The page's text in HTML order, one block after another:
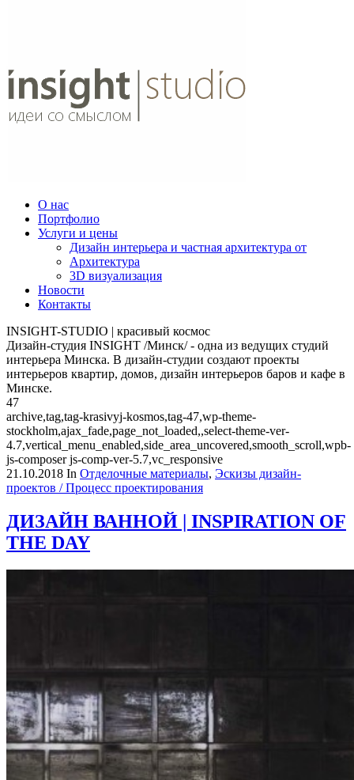
О нас
Портфолио
Услуги и цены
Дизайн интерьера и частная архитектура от
Архитектура
3D визуализация
Новости
Контакты
INSIGHT-STUDIO | красивый космос
Дизайн-студия INSIGHT /Минск/ - одна из ведущих студий
интерьера Минска. В дизайн-студии создают проекты
интерьеров квартир, домов, дизайн интерьеров баров и кафе в
Минске.
47
archive,tag,tag-krasivyj-kosmos,tag-47,wp-theme-
stockholm,ajax_fade,page_not_loaded,,select-theme-ver-
4.7,vertical_menu_enabled,side_area_uncovered,smooth_scroll,wpb-
js-composer js-comp-ver-5.7,vc_responsive
21.10.2018 In Отделочные материалы, Эскизы дизайн-
проектов / Процесс проектирования
ДИЗАЙН ВАННОЙ | INSPIRATION OF
THE DAY